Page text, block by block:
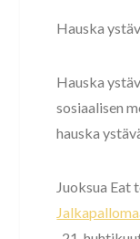
Hauska
Hauska
sosiaalisen
hauska
Juoksua Eat